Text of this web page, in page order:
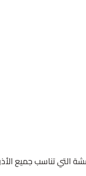
التي تناسب جميع